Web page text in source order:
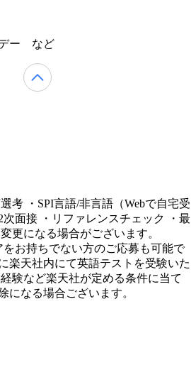
デー など
考 ・SPI言語/非言語（Webで自宅受
面接 ・リファレンスチェック ・最
更になる場合がございます。
お持ちでない方のご応募も可能で
楽天社内にて英語テストを受験いた
験など楽天社が定める条件に当て
になる場合ございます。